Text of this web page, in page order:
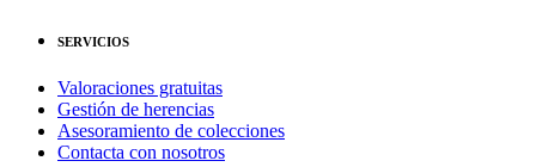
SERVICIOS
Valoraciones gratuitas
Gestión de herencias
Asesoramiento de colecciones
Contacta con nosotros